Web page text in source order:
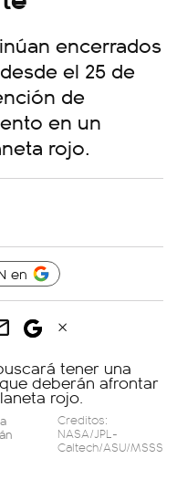
encerrados
el 25 de
de
en un
rojo.
en
Creditos:
NASA/JPL-
Caltech/ASU/MSSS